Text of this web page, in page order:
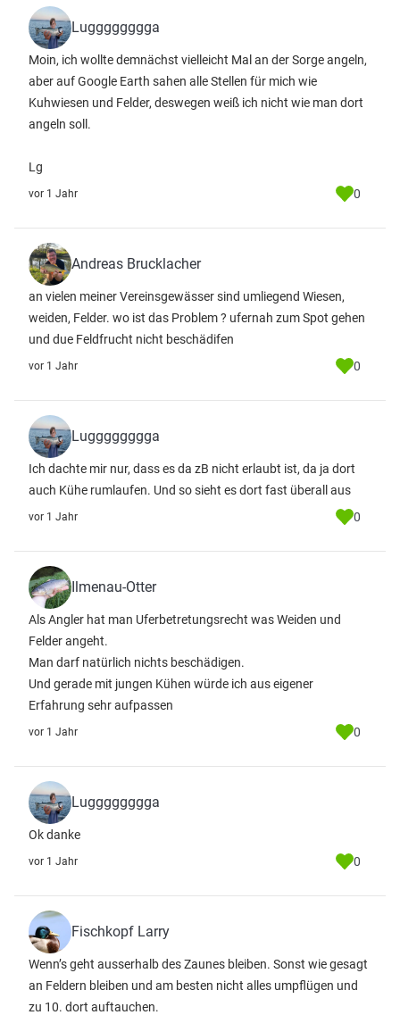
Lugggggggga
Moin, ich wollte demnächst vielleicht Mal an der Sorge angeln,
aber auf Google Earth sahen alle Stellen für mich wie
Kuhwiesen und Felder, deswegen weiß ich nicht wie man dort
angeln soll.
Lg
vor 1 Jahr 0
Andreas Brucklacher
an vielen meiner Vereinsgewässer sind umliegend Wiesen,
weiden, Felder. wo ist das Problem ? ufernah zum Spot gehen
und due Feldfrucht nicht beschädifen
vor 1 Jahr 0
Lugggggggga
Ich dachte mir nur, dass es da zB nicht erlaubt ist, da ja dort
auch Kühe rumlaufen. Und so sieht es dort fast überall aus
vor 1 Jahr 0
Ilmenau-Otter
Als Angler hat man Uferbetretungsrecht was Weiden und
Felder angeht.
Man darf natürlich nichts beschädigen.
Und gerade mit jungen Kühen würde ich aus eigener
Erfahrung sehr aufpassen
vor 1 Jahr 0
Lugggggggga
Ok danke
vor 1 Jahr 0
Fischkopf Larry
Wenn’s geht ausserhalb des Zaunes bleiben. Sonst wie gesagt
an Feldern bleiben und am besten nicht alles umpflügen und
zu 10. dort auftauchen.